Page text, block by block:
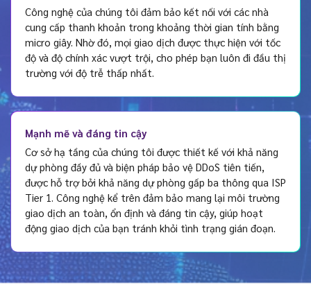
Công nghệ của chúng tôi đảm bảo kết nối với các nhà
cung cấp thanh khoản trong khoảng thời gian tính bằng
micro giây. Nhờ đó, mọi giao dịch được thực hiện với tốc
độ và độ chính xác vượt trội, cho phép bạn luôn đi đầu thị
trường với độ trễ thấp nhất.
Mạnh mẽ và đáng tin cậy
Cơ sở hạ tầng của chúng tôi được thiết kế với khả năng
dự phòng đầy đủ và biện pháp bảo vệ DDoS tiên tiến,
được hỗ trợ bởi khả năng dự phòng gấp ba thông qua ISP
Tier 1. Công nghệ kể trên đảm bảo mang lại môi trường
giao dịch an toàn, ổn định và đáng tin cậy, giúp hoạt
động giao dịch của bạn tránh khỏi tình trạng gián đoạn.